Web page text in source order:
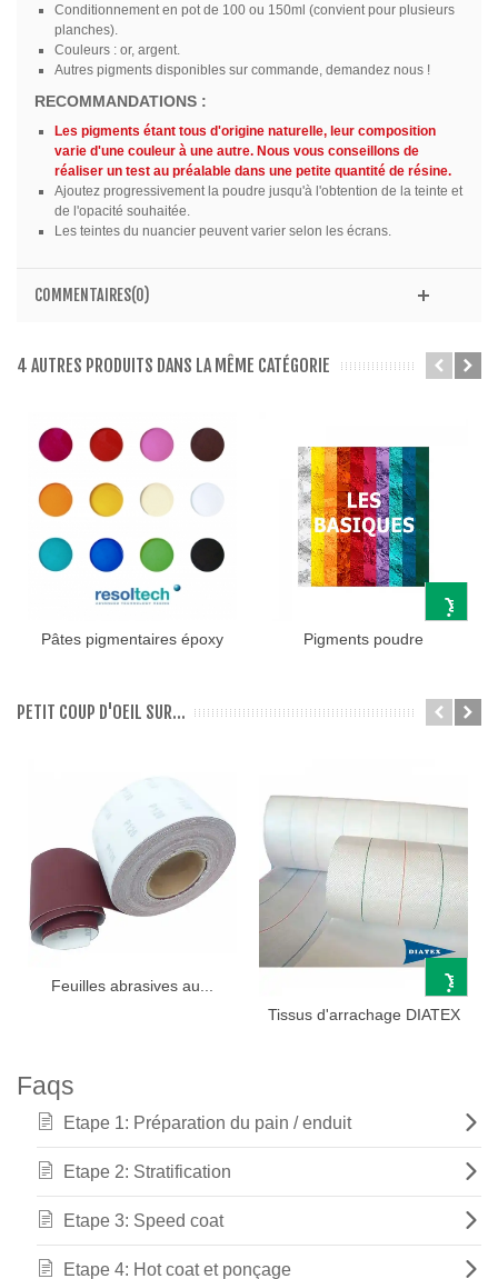
Conditionnement en pot de 100 ou 150ml (convient pour plusieurs
planches).
Couleurs : or, argent.
Autres pigments disponibles sur commande, demandez nous !
RECOMMANDATIONS :
Les pigments étant tous d'origine naturelle, leur composition
varie d'une couleur à une autre. Nous vous conseillons de
réaliser un test au préalable dans une petite quantité de résine.
Ajoutez progressivement la poudre jusqu'à l'obtention de la teinte et
de l'opacité souhaitée.
Les teintes du nuancier peuvent varier selon les écrans.
COMMENTAIRES(0)
4 AUTRES PRODUITS DANS LA MÊME CATÉGORIE
Pâtes pigmentaires époxy
Pigments poudre
PETIT COUP D'OEIL SUR...
Feuilles abrasives au...
Tissus d'arrachage DIATEX
Faqs
Etape 1: Préparation du pain / enduit
Etape 2: Stratification
Etape 3: Speed coat
Etape 4: Hot coat et ponçage